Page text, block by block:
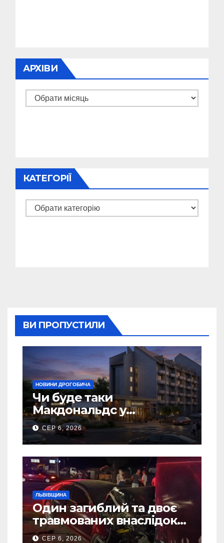
АРХІВИ
Архіви
КАТЕГОРІЇ
Категорії
ВИ ПРОПУСТИЛИ
НОВИНИ ДРОГОБИЧА
Чи буде таки
Макдональдс у
Дрогобичі? (Фото)
СЕР 6, 2026
ЛЬВІВЩИНА
Один загиблий та двоє
травмованих внаслідок
ДТП на Самбірщині
СЕР 6, 2026